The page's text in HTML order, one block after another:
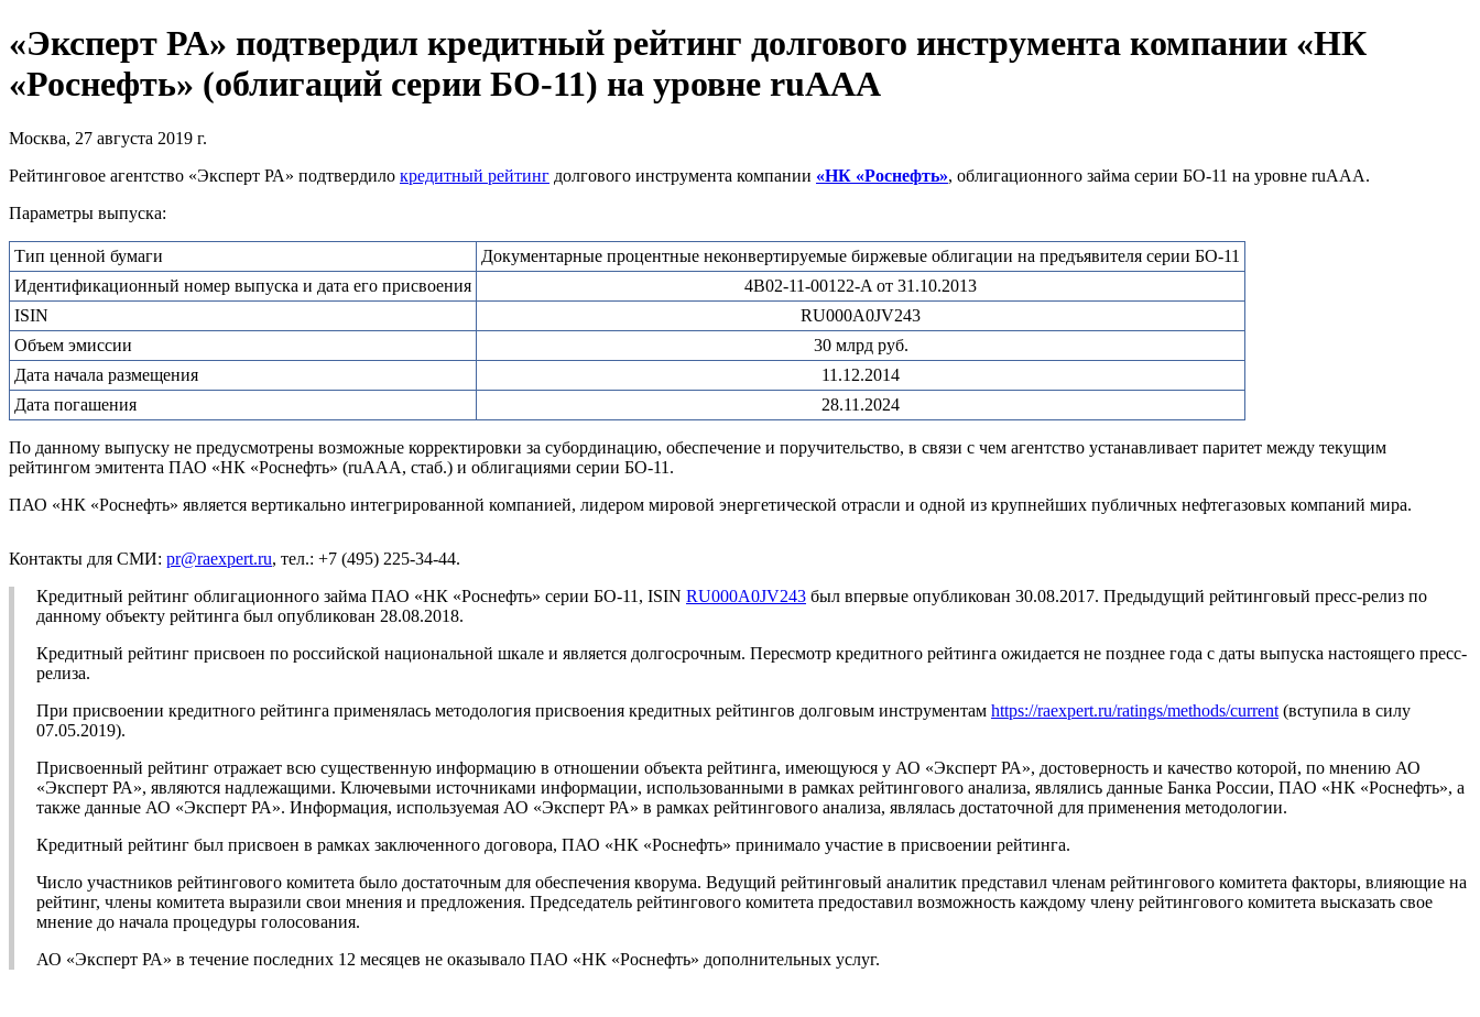
«Эксперт РА» подтвердил кредитный рейтинг долгового инструмента компании «НК
«Роснефть» (облигаций серии БО-11) на уровне ruAAA
Москва, 27 августа 2019 г.
Рейтинговое агентство «Эксперт РА» подтвердило кредитный рейтинг долгового инструмента компании «НК «Роснефть», облигационного займа серии БО-11 на уровне ruAAA.
Параметры выпуска:
Тип ценной бумаги
Документарные процентные неконвертируемые биржевые облигации на предъявителя серии БО-11
Идентификационный номер выпуска и дата его присвоения
4B02-11-00122-A от 31.10.2013
ISIN
RU000A0JV243
Объем эмиссии
30 млрд руб.
Дата начала размещения
11.12.2014
Дата погашения
28.11.2024
По данному выпуску не предусмотрены возможные корректировки за субординацию, обеспечение и поручительство, в связи с чем агентство устанавливает паритет между текущим
рейтингом эмитента ПАО «НК «Роснефть» (ruAAA, стаб.) и облигациями серии БО-11.
ПАО «НК «Роснефть» является вертикально интегрированной компанией, лидером мировой энергетической отрасли и одной из крупнейших публичных нефтегазовых компаний мира.
Контакты для СМИ: pr@raexpert.ru, тел.: +7 (495) 225-34-44.
Кредитный рейтинг облигационного займа ПАО «НК «Роснефть» серии БО-11, ISIN RU000A0JV243 был впервые опубликован 30.08.2017. Предыдущий рейтинговый пресс-релиз по
данному объекту рейтинга был опубликован 28.08.2018.
Кредитный рейтинг присвоен по российской национальной шкале и является долгосрочным. Пересмотр кредитного рейтинга ожидается не позднее года с даты выпуска настоящего пресс-
релиза.
При присвоении кредитного рейтинга применялась методология присвоения кредитных рейтингов долговым инструментам https://raexpert.ru/ratings/methods/current (вступила в силу
07.05.2019).
Присвоенный рейтинг отражает всю существенную информацию в отношении объекта рейтинга, имеющуюся у АО «Эксперт РА», достоверность и качество которой, по мнению АО
«Эксперт РА», являются надлежащими. Ключевыми источниками информации, использованными в рамках рейтингового анализа, являлись данные Банка России, ПАО «НК «Роснефть», а
также данные АО «Эксперт РА». Информация, используемая АО «Эксперт РА» в рамках рейтингового анализа, являлась достаточной для применения методологии.
Кредитный рейтинг был присвоен в рамках заключенного договора, ПАО «НК «Роснефть» принимало участие в присвоении рейтинга.
Число участников рейтингового комитета было достаточным для обеспечения кворума. Ведущий рейтинговый аналитик представил членам рейтингового комитета факторы, влияющие на
рейтинг, члены комитета выразили свои мнения и предложения. Председатель рейтингового комитета предоставил возможность каждому члену рейтингового комитета высказать свое
мнение до начала процедуры голосования.
АО «Эксперт РА» в течение последних 12 месяцев не оказывало ПАО «НК «Роснефть» дополнительных услуг.